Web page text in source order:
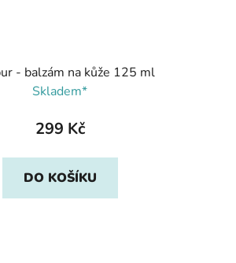
- balzám na kůže 125 ml
Skladem*
299 Kč
DO KOŠÍKU